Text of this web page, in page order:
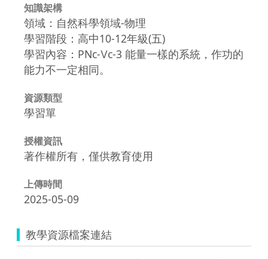
知識架構
領域：自然科學領域-物理
學習階段：高中10-12年級(五)
學習內容：PNc-Ⅴc-3 能量一樣的系統，作功的
能力不一定相同。
資源類型
學習單
授權資訊
著作權所有，僅供教育使用
上傳時間
2025-05-09
教學資源檔案連結